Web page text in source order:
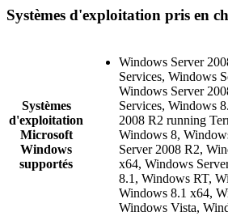
Systèmes d'exploitation pris en
Systèmes
d'exploitation
Microsoft
Windows
supportés
Windows Server
Services, Windows
Windows Server
Services, Windows
2008 R2 running
Windows 8,
Server 2008 R2,
x64, Windows
8.1, Windows RT,
Windows 8.1 x64,
Windows Vista,